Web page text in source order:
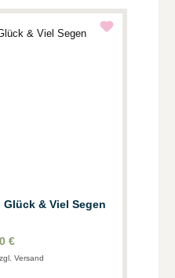
& Viel Segen
€
Versand